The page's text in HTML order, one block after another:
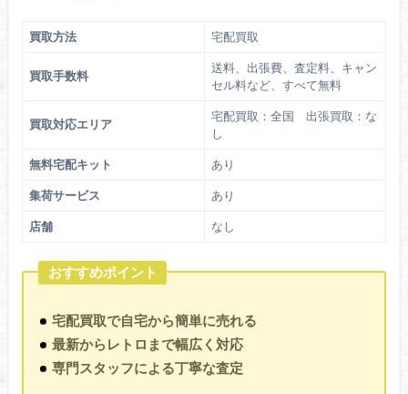
買取方法 宅配買取
買取手数料
送料、出張費、査定料、キャン
セル料など、すべて無料
買取対応エリア
宅配買取：全国 出張買取：な
し
無料宅配キット あり
集荷サービス あり
店舗 なし
おすすめポイント
宅配買取で自宅から簡単に売れる
最新からレトロまで幅広く対応
専門スタッフによる丁寧な査定